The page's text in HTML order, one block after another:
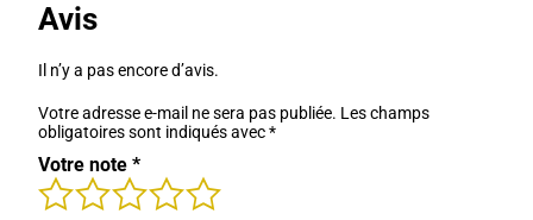
Avis
Il n’y a pas encore d’avis.
Votre adresse e-mail ne sera pas publiée. Les champs
obligatoires sont indiqués avec*
Votre note *